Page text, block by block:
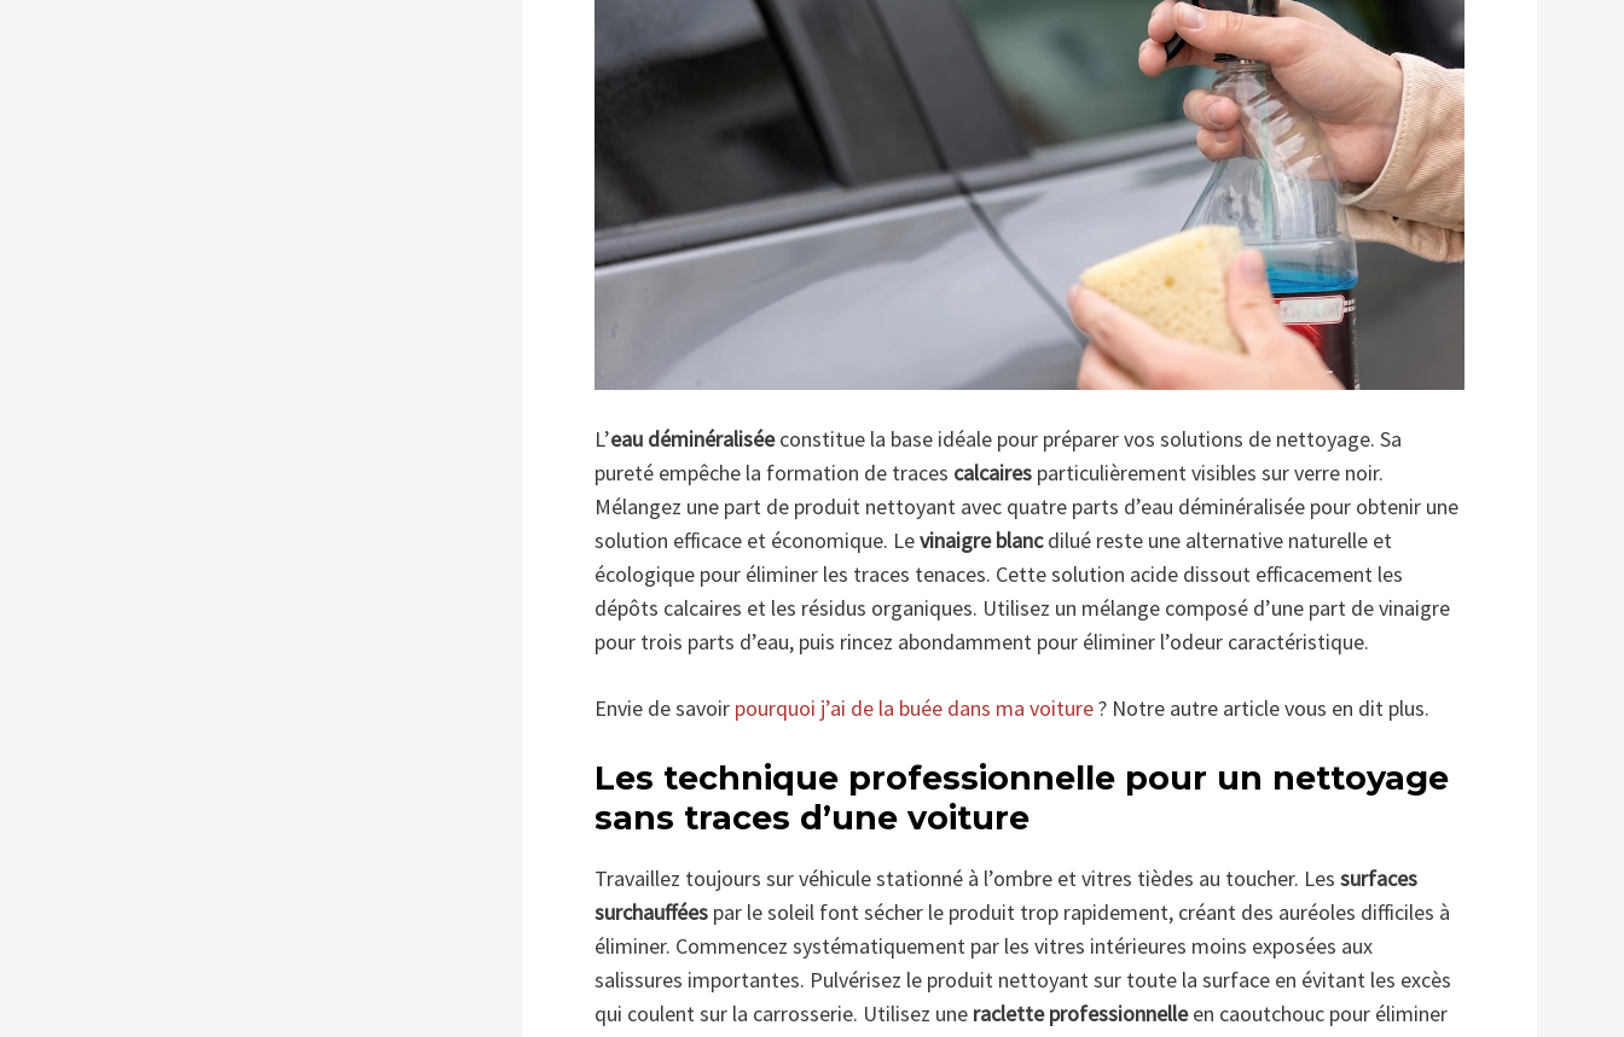
L’eau déminéraliséeconstitue la base idéale pour préparer vos solutions de nettoyage. Sa
pureté empêche la formation de traces calcaires particulièrement visibles sur verre noir.
Mélangez une part de produit nettoyant avec quatre parts d’eau déminéralisée pour obtenir une
solution efficace et économique. Levinaigre blancdilué reste une alternative naturelle et
écologique pour éliminer les traces tenaces. Cette solution acide dissout efficacement les
dépôts calcaires et les résidus organiques. Utilisez un mélange composé d’une part de vinaigre
pour trois parts d’eau, puis rincez abondamment pour éliminer l’odeur caractéristique.
Envie de savoir pourquoi j’ai de la buée dans ma voiture? Notre autre article vous en dit plus.
Les technique professionnelle pour un nettoyage
sans traces d’une voiture
Travaillez toujours sur véhicule stationné à l’ombre et vitres tièdes au toucher. Les surfaces
surchauffées par le soleil font sécher le produit trop rapidement, créant des auréoles difficiles à
éliminer. Commencez systématiquement par les vitres intérieures moins exposées aux
salissures importantes. Pulvérisez le produit nettoyant sur toute la surface en évitant les excès
qui coulent sur la carrosserie. Utilisez une raclette professionnelleen caoutchouc pour éliminer